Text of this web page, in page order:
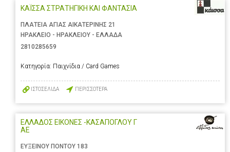
ΚΑΪΣΣΑ ΣΤΡΑΤΗΓΙΚΗ ΚΑΙ ΦΑΝΤΑΣΙΑ
ΠΛΑΤΕΙΑ ΑΓΙΑΣ ΑΙΚΑΤΕΡΙΝΗΣ 21
ΗΡΑΚΛΕΙΟ - ΗΡΑΚΛΕΙΟΥ - ΕΛΛΑΔΑ
2810285659
Κατηγορία: Παιχνίδια / Card Games
ΙΣΤΟΣΕΛΙΔΑ ΠΕΡΙΣΣΟΤΕΡΑ
ΕΛΛΑΔΟΣ ΕΙΚΟΝΕΣ -ΚΑΣΑΠΟΓΛΟΥ Γ
ΑΕ
ΕΥΞΕΙΝΟΥ ΠΟΝΤΟΥ 183